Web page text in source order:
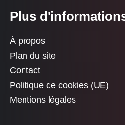
Plus
À propos
Plan du site
Contact
Politique de cookies (UE)
Mentions légales